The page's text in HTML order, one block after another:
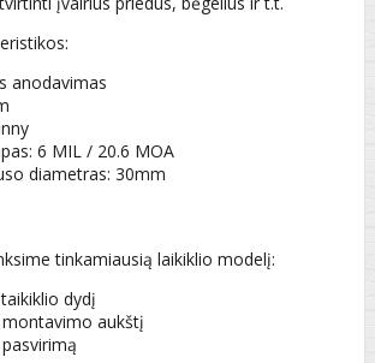
anodavimas
6 MIL / 20.6 MOA
diametras: 30mm
tinkamiausią laikiklio modelį:
dydį
aukštį